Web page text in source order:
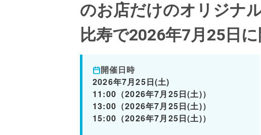
のお店だけのオリジナ
比寿で2026年7月25日
開催日時
2026年7月25日(土)
11:00（2026年7月25日(土)）
13:00（2026年7月25日(土)）
15:00（2026年7月25日(土)）